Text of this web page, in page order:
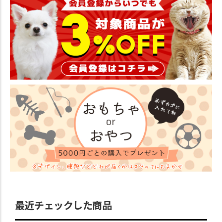
最近チェックした商品